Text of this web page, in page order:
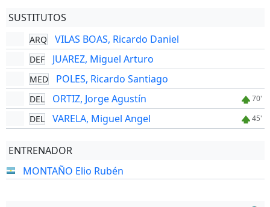
SUSTITUTOS
ARQ VILAS BOAS, Ricardo Daniel
DEF JUAREZ, Miguel Arturo
MED POLES, Ricardo Santiago
DEL ORTIZ, Jorge Agustín 70'
DEL VARELA, Miguel Angel 45'
ENTRENADOR
MONTAÑO Elio Rubén